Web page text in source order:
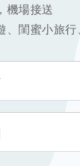
機場接送
、閨蜜小旅